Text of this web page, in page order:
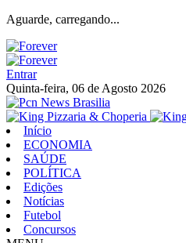
Aguarde, carregando...
Entrar
Quinta-feira, 06 de Agosto 2026
Início
ECONOMIA
SAÚDE
POLÍTICA
Edições
Notícias
Futebol
Concursos